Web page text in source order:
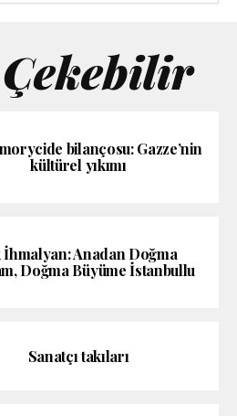
bilançosu: Gazze’nin
kültürel yıkımı
İhmalyan: Anadan Doğma
Doğma Büyüme İstanbullu
Sanatçı takıları